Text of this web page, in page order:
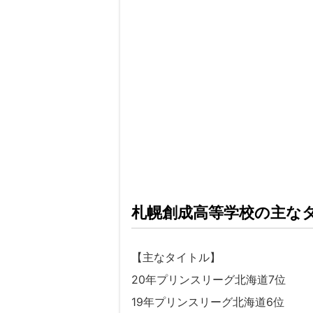
札幌創成高等学校の主な
【主なタイトル】
20年プリンスリーグ北海道7位
19年プリンスリーグ北海道6位